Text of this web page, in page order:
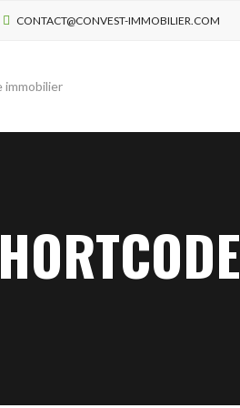
CONTACT@CONVEST-IMMOBILIER.COM